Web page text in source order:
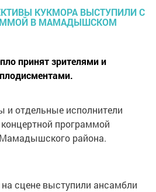
принят зрителями и
и отдельные исполнители
программой
района.
сцене выступили ансамбли